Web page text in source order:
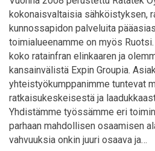
kokonaisvaltaisia sähköistyksen,
kunnossapidon palveluita
toimialueenamme on myös
koko ratainfran elinkaaren ja
kansainvälistä Expin Groupia.
yhteistyökumppanimme tuntevat
ratkaisukeskeisestä ja
Yhdistämme työssämme eri
parhaan mahdollisen osaamisen
vahvuuksia onkin juuri osaava ja…